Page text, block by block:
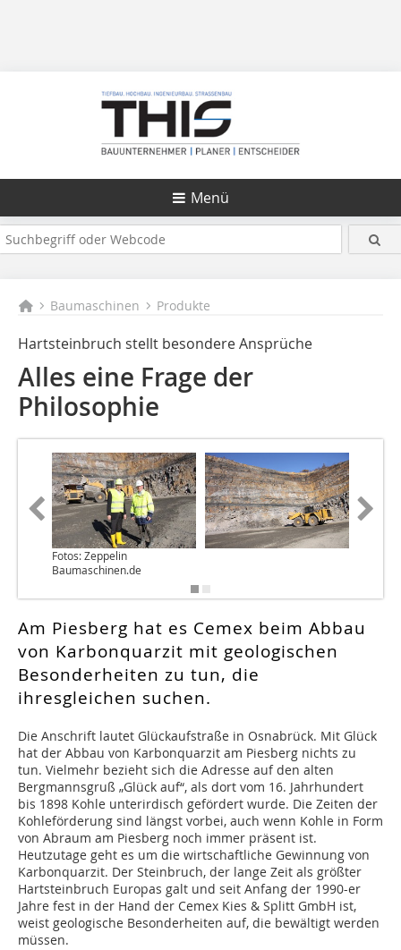
Menü
Baumaschinen Produkte
Hartsteinbruch stellt besondere Ansprüche
Alles eine Frage der
Philosophie
Fotos: Zeppelin
Baumaschinen.de
Am Piesberg hat es Cemex beim Abbau
von Karbonquarzit mit geologischen
Besonderheiten zu tun, die
ihresgleichen suchen.
Die Anschrift lautet Glückaufstraße in Osnabrück. Mit Glück
hat der Abbau von Karbonquarzit am Piesberg nichts zu
tun. Vielmehr bezieht sich die Adresse auf den alten
Bergmannsgruß „Glück auf“, als dort vom 16. Jahrhundert
bis 1898 Kohle unterirdisch gefördert wurde. Die Zeiten der
Kohleförderung sind längst vorbei, auch wenn Kohle in Form
von Abraum am Piesberg noch immer präsent ist.
Heutzutage geht es um die wirtschaftliche Gewinnung von
Karbonquarzit. Der Steinbruch, der lange Zeit als größter
Hartsteinbruch Europas galt und seit Anfang der 1990-er
Jahre fest in der Hand der Cemex Kies & Splitt GmbH ist,
weist geologische Besonderheiten auf, die bewältigt werden
müssen.